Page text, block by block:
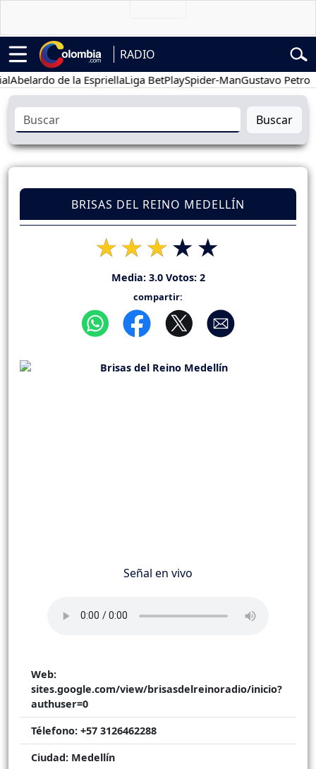
RADIO
de la EspriellaLiga BetPlaySpider-ManGustavo Petro
Buscar
BRISAS DEL REINO MEDELLÍN
Media: 3.0Votos: 2
compartir:
Señal en vivo
Web:
sites.google.com/view/brisasdelreinoradio/inicio?
authuser=0
Télefono: +57 3126462288
Ciudad: Medellín